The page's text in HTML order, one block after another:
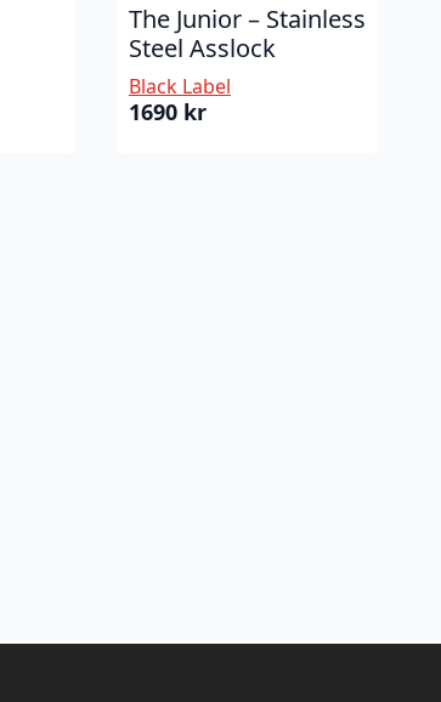
The Junior – Stainless
Steel Asslock
Black Label
1690 kr